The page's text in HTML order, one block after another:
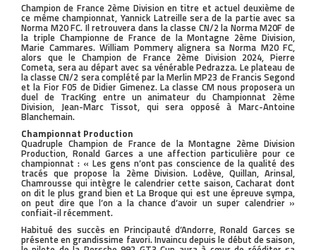
Champion de France 2ème Division en titre et actuel deuxième de
ce même championnat, Yannick Latreille sera de la partie avec sa
Norma M20 FC. Il retrouvera dans la classe CN/2 la Norma M20F de
la triple Championne de France de la Montagne 2ème Division,
Marie Cammares. William Pommery alignera sa Norma M20 FC,
alors que le Champion de France 2ème Division 2024, Pierre
Cometa, sera au départ avec sa vénérable Pedrazza. Le plateau de
la classe CN/2 sera complété par la Merlin MP23 de Francis Segond
et la Fior F05 de Didier Gimenez. La classe CM nous proposera un
duel de TracKing entre un animateur du Championnat 2ème
Division, Jean-Marc Tissot, qui sera opposé à Marc-Antoine
Blanchemain.
Championnat Production
Quadruple Champion de France de la Montagne 2ème Division
Production, Ronald Garces a une affection particulière pour ce
championnat : « Les gens n’ont pas conscience de la qualité des
tracés que propose la 2ème Division. Lodève, Quillan, Arinsal,
Chamrousse qui intègre le calendrier cette saison, Cacharat dont
on dit le plus grand bien et La Broque qui est une épreuve sympa,
on peut dire que l’on a la chance d’avoir un super calendrier »
confiait-il récemment.
Habitué des succès en Principauté d’Andorre, Ronald Garces se
présente en grandissime favori. Invaincu depuis le début de saison,